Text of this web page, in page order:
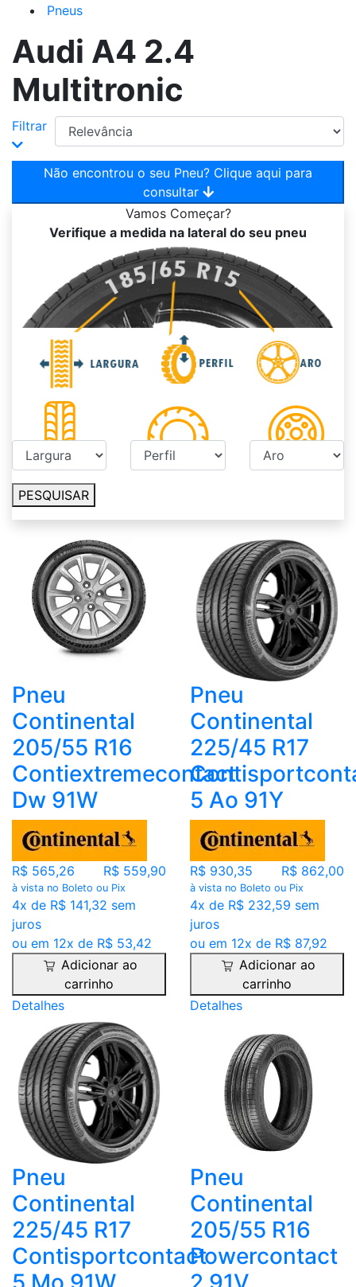
Pneus
Audi A4 2.4
Multitronic
Filtrar
Não encontrou o seu Pneu? Clique aqui para
consultar
Vamos Começar?
Verifique a medida na lateral do seu pneu
PESQUISAR
Pneu
Continental
205/55 R16
Contiextremecontact
Dw 91W
R$ 565,26 R$ 559,90
à vista no Boleto ou Pix
4x de R$ 141,32 sem
juros
ou em 12x de R$ 53,42
carrinho
Detalhes
Pneu
Continental
225/45 R17
5 Ao 91Y
R$ 930,35 R$ 862,00
à vista no Boleto ou Pix
4x de R$ 232,59 sem
juros
ou em 12x de R$ 87,92
carrinho
Detalhes
Pneu
Continental
225/45 R17
Contisportcontact
Pneu
Continental
205/55 R16
Powercontact